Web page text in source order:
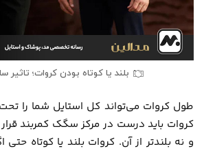
بلند یا کوتاه بودن کروات؛ تاثیر
طول کروات می‌تواند کل استایل شما را تحت
کروات باید درست در مرکز سگک کمربند قرار
و نه بلندتر از آن. کروات بلند یا کوتاه حتی